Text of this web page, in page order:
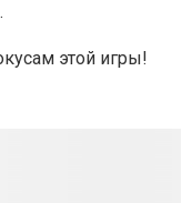
этой игры!